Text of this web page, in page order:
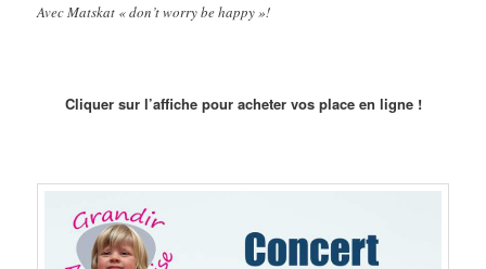
Avec Matskat « don’t worry be happy »!
Cliquer sur l’affiche pour acheter vos place en ligne !